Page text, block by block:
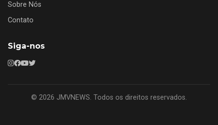
Sobre Nós
Contato
Siga-nos
© 2026 JMVNEWS. Todos os direitos reservados.